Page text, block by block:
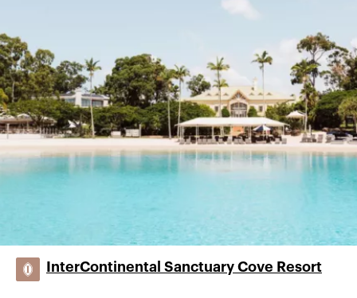
InterContinental Sanctuary Cove Resort